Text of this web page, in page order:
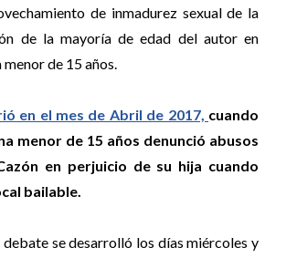
de inmadurez sexual de la
de la mayoría de edad del autor en
de 15 años.
en el mes de Abril de 2017, cuando
menor de 15 años denunció abusos
en perjuicio de su hija cuando
bailable.
debate se desarrolló los días miércoles y